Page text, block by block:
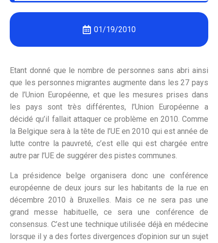
01/19/2010
Etant donné que le nombre de personnes sans abri ainsi
que les personnes migrantes augmente dans les 27 pays
de l’Union Européenne, et que les mesures prises dans
les pays sont très différentes, l’Union Européenne a
décidé qu’il fallait attaquer ce problème en 2010. Comme
la Belgique sera à la tête de l’UE en 2010 qui est année de
lutte contre la pauvreté, c’est elle qui est chargée entre
autre par l’UE de suggérer des pistes communes.
La présidence belge organisera donc une conférence
européenne de deux jours sur les habitants de la rue en
décembre 2010 à Bruxelles. Mais ce ne sera pas une
grand messe habituelle, ce sera une conférence de
consensus. C’est une technique utilisée déjà en médecine
lorsque il y a des fortes divergences d’opinion sur un sujet